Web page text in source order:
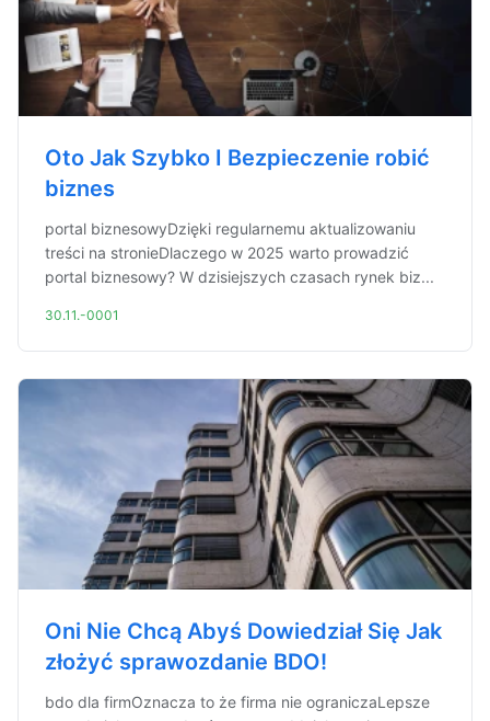
Oto Jak Szybko I Bezpieczenie robić
biznes
portal biznesowyDzięki regularnemu aktualizowaniu
treści na stronieDlaczego w 2025 warto prowadzić
portal biznesowy? W dzisiejszych czasach rynek biz...
30.11.-0001
Oni Nie Chcą Abyś Dowiedział Się Jak
złożyć sprawozdanie BDO!
bdo dla firmOznacza to że firma nie ograniczaLepsze